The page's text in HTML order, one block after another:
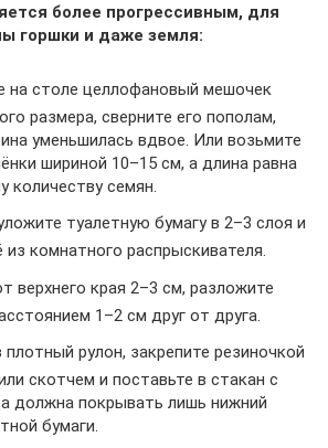
более прогрессивным, для
горшки и даже земля:
на столе целлофановый мешочек
размера, сверните его пополам,
уменьшилась вдвое. Или возьмите
шириной 10–15 см, а длина равна
количеству семян.
туалетную бумагу в 2–3 слоя и
из комнатного распрыскивателя.
верхнего края 2–3 см, разложите
1–2 см друг от друга.
плотный рулон, закрепите резиночкой
скотчем и поставьте в стакан с
должна покрывать лишь нижний
бумаги.